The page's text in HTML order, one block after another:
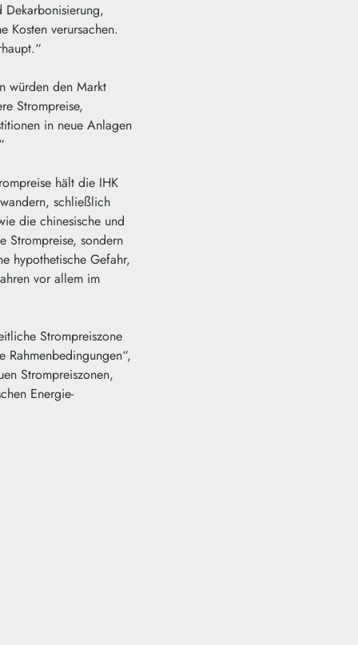
Dekarbonisierung,
Kosten verursachen.
würden den Markt
Strompreise,
in neue Anlagen
hält die IHK
schließlich
die chinesische und
Strompreise, sondern
hypothetische Gefahr,
vor allem im
Strompreiszone
Rahmenbedingungen“,
Strompreiszonen,
Energie-